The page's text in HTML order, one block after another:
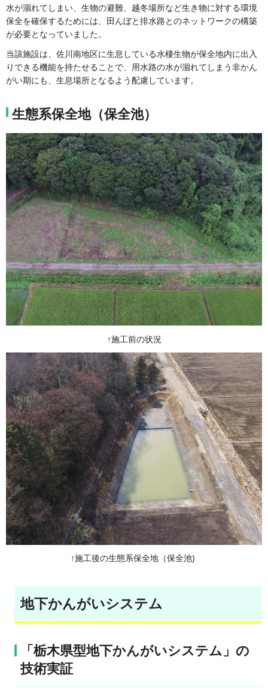
水が涸れてしまい、生物の避難、越冬場所など生き物に対する環境
保全を確保するためには、田んぼと排水路とのネットワークの構築
が必要となっていました。
当該施設は、佐川南地区に生息している水棲生物が保全地内に出入
りできる機能を持たせることで、用水路の水が涸れてしまう非かん
がい期にも、生息場所となるよう配慮しています。
生態系保全地（保全池）
↑施工前の状況
↑施工後の生態系保全地（保全池)
地下かんがいシステム
「栃木県型地下かんがいシステム」の
技術実証